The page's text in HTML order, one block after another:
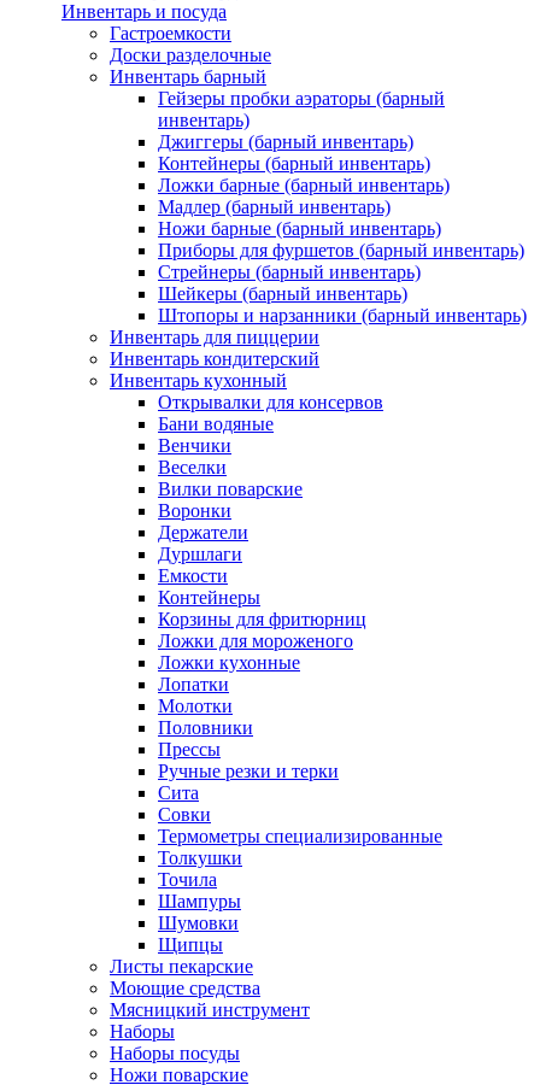
Инвентарь и посуда
Гастроемкости
Доски разделочные
Инвентарь барный
Гейзеры пробки аэраторы (барный
инвентарь)
Джиггеры (барный инвентарь)
Контейнеры (барный инвентарь)
Ложки барные (барный инвентарь)
Мадлер (барный инвентарь)
Ножи барные (барный инвентарь)
Приборы для фуршетов (барный инвентарь)
Стрейнеры (барный инвентарь)
Шейкеры (барный инвентарь)
Штопоры и нарзанники (барный инвентарь)
Инвентарь для пиццерии
Инвентарь кондитерский
Инвентарь кухонный
Открывалки для консервов
Бани водяные
Венчики
Веселки
Вилки поварские
Воронки
Держатели
Дуршлаги
Емкости
Контейнеры
Корзины для фритюрниц
Ложки для мороженого
Ложки кухонные
Лопатки
Молотки
Половники
Прессы
Ручные резки и терки
Сита
Совки
Термометры специализированные
Толкушки
Точила
Шампуры
Шумовки
Щипцы
Листы пекарские
Моющие средства
Мясницкий инструмент
Наборы
Наборы посуды
Ножи поварские